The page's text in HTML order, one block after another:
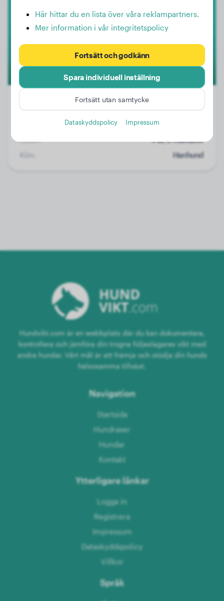
Ålder:
4 år, 6 månader
Kön:
Hanhund
Hundvikt.com är en webbplats där du kan dokumentera,
kontrollera och jämföra din trogna följeslagares vikt med
andra hundar. Vårt mål är att främja och stödja din hunds
hälsosamma tillväxt.
Navigation
Startsida
Hundraser
Hundar
Kontakt
Ytterligare länkar
Logga in
Registrera
Impressum
Dataskyddspolicy
Villkor
Språk
Här hittar du en lista över våra reklampartners.
Mer information i vår integritetspolicy
Fortsätt och godkänn
Spara individuell inställning
Fortsätt utan samtycke
Dataskyddspolicy Impressum